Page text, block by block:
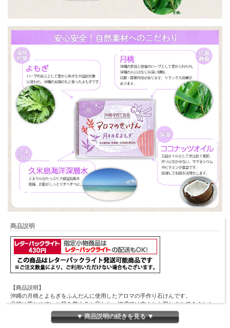
商品説明
【商品説明】
沖縄の月桃とよもぎをふんだんに使用したアロマの手作り石けんです。
月桃は荒れやすいお肌を整えると言われ、沖縄では古くから親しまれてきました。
赤ちゃんや敏感肌な方、肌の弱い子供でもお肌に優しく安心して使える石鹸となっ
▼ 商品説明の続きを見る ▼